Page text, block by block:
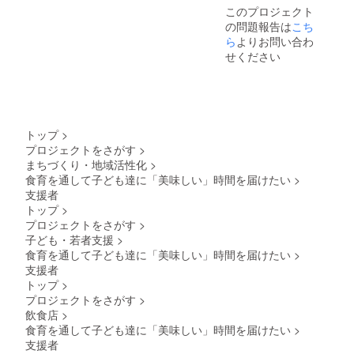
限内で
も、お
早めに
十分に
加熱し
このプロジェクト
の問題報告はこち
らよりお問い合わ
せください
トップ >
プロジェクトをさがす >
まちづくり・地域活性化 >
食育を通して子ども達に「美味しい」時間を届けたい >
支援者
トップ >
プロジェクトをさがす >
子ども・若者支援 >
食育を通して子ども達に「美味しい」時間を届けたい >
支援者
トップ >
プロジェクトをさがす >
飲食店 >
食育を通して子ども達に「美味しい」時間を届けたい >
支援者